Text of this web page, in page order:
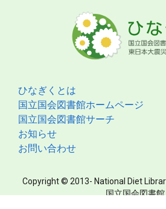
ひなぎくとは
国立国会図書館ホームページ
国立国会図書館サーチ
お知らせ
お問い合わせ
Copyright © 2013- National Diet